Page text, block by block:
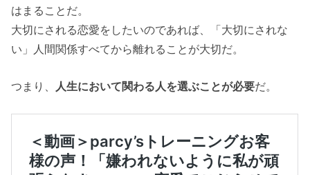
はまることだ。
大切にされる恋愛をしたいのであれば、「大切にされな
い」人間関係すべてから離れることが大切だ。
つまり、 人生において関わる人を選ぶことが必要だ。